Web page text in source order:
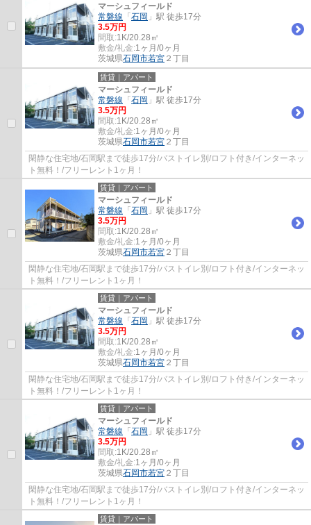
マーシュフィールド
常磐線 「 石岡 」駅 徒歩17分
3.5万円
間取:1K/20.28㎡
敷金/礼金:1ヶ月/0ヶ月
茨城県石岡市若宮 ２丁目
賃貸｜アパート
マーシュフィールド
常磐線 「 石岡 」駅 徒歩17分
3.5万円
間取:1K/20.28㎡
敷金/礼金:1ヶ月/0ヶ月
茨城県石岡市若宮 ２丁目
閑静な住宅地/石岡駅まで徒歩17分/バストイレ別/ロフト付き/インターネッ
ト無料！/フリーレント1ヶ月！
賃貸｜アパート
マーシュフィールド
常磐線 「 石岡 」駅 徒歩17分
3.5万円
間取:1K/20.28㎡
敷金/礼金:1ヶ月/0ヶ月
茨城県石岡市若宮 ２丁目
閑静な住宅地/石岡駅まで徒歩17分/バストイレ別/ロフト付き/インターネッ
ト無料！/フリーレント1ヶ月！
賃貸｜アパート
マーシュフィールド
常磐線 「 石岡 」駅 徒歩17分
3.5万円
間取:1K/20.28㎡
敷金/礼金:1ヶ月/0ヶ月
茨城県石岡市若宮 ２丁目
閑静な住宅地/石岡駅まで徒歩17分/バストイレ別/ロフト付き/インターネッ
ト無料！/フリーレント1ヶ月！
賃貸｜アパート
マーシュフィールド
常磐線 「 石岡 」駅 徒歩17分
3.5万円
間取:1K/20.28㎡
敷金/礼金:1ヶ月/0ヶ月
茨城県石岡市若宮 ２丁目
閑静な住宅地/石岡駅まで徒歩17分/バストイレ別/ロフト付き/インターネッ
ト無料！/フリーレント1ヶ月！
賃貸｜アパート